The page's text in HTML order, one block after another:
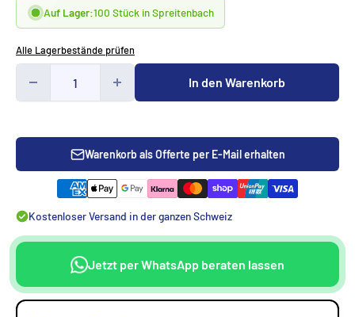
Auf Lager:100 Stück in Spreitenbach
Alle Lagerbestände prüfen
In den Warenkorb
Warenkorb als Offerte per E-Mail erhalten
Kostenloser Versand in der ganzen Schweiz
Jetzt per WhatsApp beraten lassen